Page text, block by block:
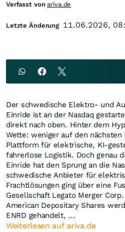
Der schwedische Elektro- und
Einride ist an der Nasdaq
direkt nach oben. Hinter dem
Wette: weniger auf den
Plattform für elektrische, KI-
fahrerlose Logistik. Doch genau
Einride hat den Sprung an die
schwedische Anbieter für
Frachtlösungen ging über eine
Gesellschaft Legato Merger
American Depositary Shares
ENRD gehandelt, ...
Weiterlesen auf ariva.de
Verfasst vonariva.de
Letzte Änderung 11.06.2026,